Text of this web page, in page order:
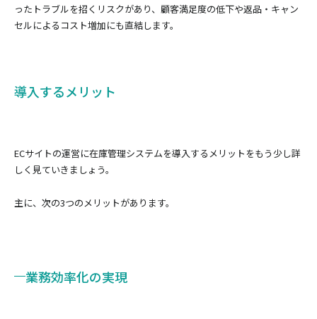
ったトラブルを招くリスクがあり、顧客満足度の低下や返品・キャン
セルによるコスト増加にも直結します。
導入するメリット
ECサイトの運営に在庫管理システムを導入するメリットをもう少し詳
しく見ていきましょう。
主に、次の3つのメリットがあります。
業務効率化の実現